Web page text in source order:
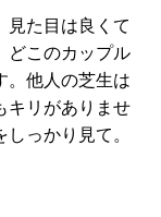
見た目は良くて
どこのカップル
。他人の芝生は
キリがありませ
っかり見て。